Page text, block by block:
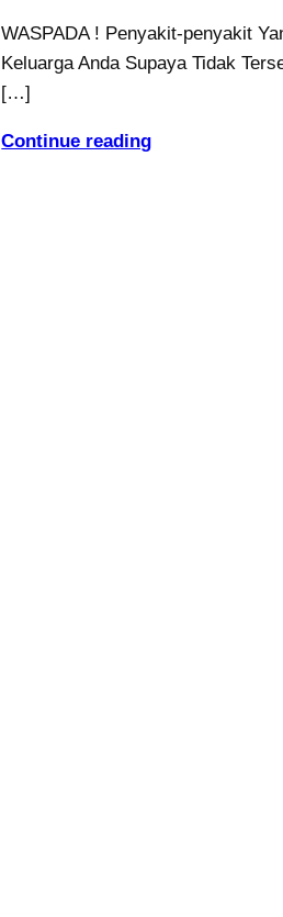
WASPADA ! Penyakit-penyakit
Keluarga Anda Supaya Tidak
[…]
Continue reading